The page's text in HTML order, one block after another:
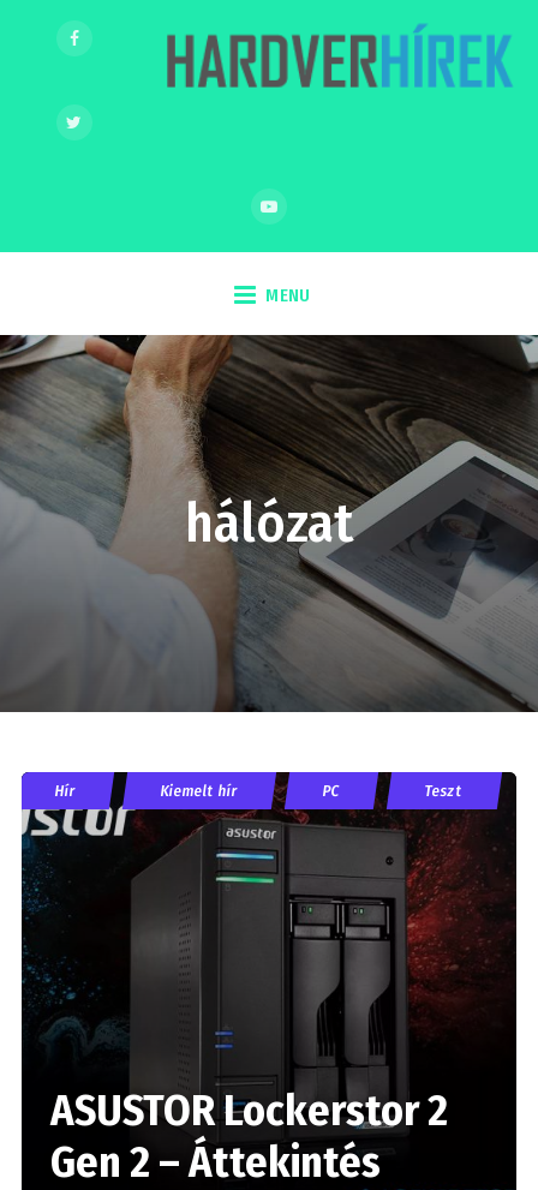
MENU
hálózat
Hír Kiemelt hír PC Teszt
ASUSTOR Lockerstor 2
Gen 2 – Áttekintés